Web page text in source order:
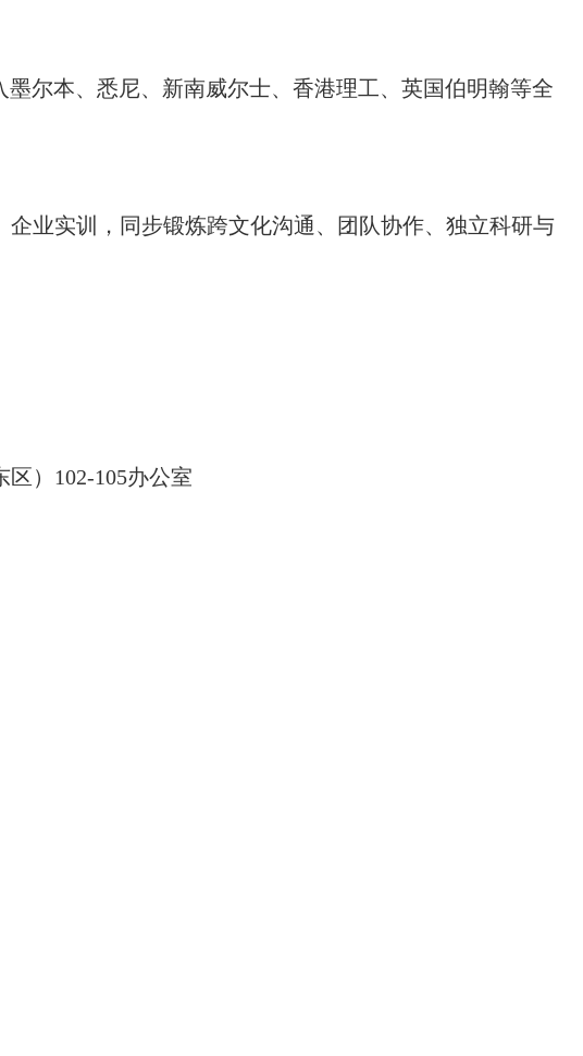
尔本、悉尼、新南威尔士、香港理工、英国伯明翰等全
业实训，同步锻炼跨文化沟通、团队协作、独立科研与
）102-105办公室